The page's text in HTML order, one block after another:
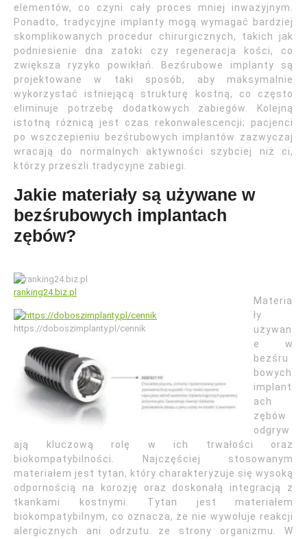
elementów, co czyni cały proces mniej inwazyjnym.
Ponadto, tradycyjne implanty mogą wymagać bardziej
skomplikowanych procedur chirurgicznych, takich jak
podniesienie dna zatoki czy regeneracja kości, co
zwiększa ryzyko powikłań. Bezśrubowe implanty są
projektowane w taki sposób, aby maksymalnie
wykorzystać istniejącą strukturę kostną, co często
eliminuje potrzebę dodatkowych zabiegów. Kolejną
istotną różnicą jest czas rekonwalescencji; pacjenci
po wszczepieniu bezśrubowych implantów zazwyczaj
wracają do normalnych aktywności szybciej niż ci,
którzy przeszli tradycyjne zabiegi.
Jakie materiały są używane w
bezśrubowych implantach
zębów?
ranking24.biz.pl
https://doboszimplanty.pl/cennik
Materia
ły
używan
e w
bezśru
bowych
implant
ach
zębów
odgryw
ają kluczową rolę w ich trwałości oraz
biokompatybilności. Najczęściej stosowanym
materiałem jest tytan, który charakteryzuje się wysoką
odpornością na korozję oraz doskonałą integracją z
tkankami kostnymi. Tytan jest materiałem
biokompatybilnym, co oznacza, że nie wywołuje reakcji
alergicznych ani odrzutu ze strony organizmu. W